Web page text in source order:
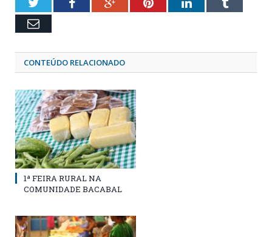
Email
CONTEÚDO RELACIONADO
1ª FEIRA RURAL NA
COMUNIDADE BACABAL